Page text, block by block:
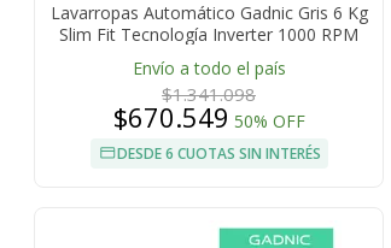
Lavarropas Automático Gadnic Gris 6 Kg
Slim Fit Tecnología Inverter 1000 RPM
Carga Frontal 14 Programas Lavado
Rápido 15 Min
Envío a todo el país
$1.341.098
$670.549 50% OFF
DESDE 6 CUOTAS SIN INTERÉS